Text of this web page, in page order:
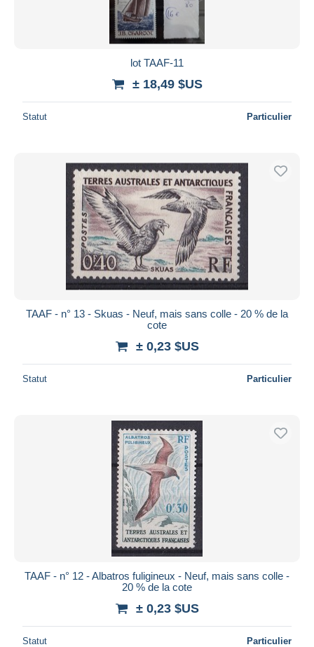
lot TAAF-11
± 18,49 $US
Statut Particulier
TAAF - n° 13 - Skuas - Neuf, mais sans colle - 20 % de la
cote
± 0,23 $US
Statut Particulier
TAAF - n° 12 - Albatros fuligineux - Neuf, mais sans colle -
20 % de la cote
± 0,23 $US
Statut Particulier